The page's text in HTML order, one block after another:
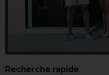
Recherche rapide